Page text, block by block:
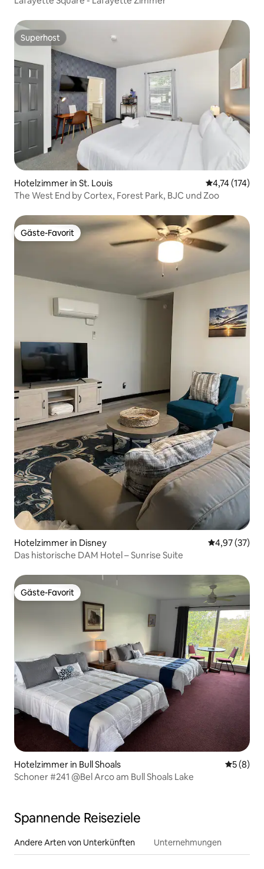
Superhost
Superhost
Hotelzimmer in St. Louis
4,74 (174)
The West End by Cortex, Forest Park, BJC und Zoo
Gäste-Favorit
Gäste-Favorit
Hotelzimmer in Disney
4,97 (37)
Das historische DAM Hotel – Sunrise Suite
Gäste-Favorit
Gäste-Favorit
Hotelzimmer in Bull Shoals
5 (8)
Schoner #241 @Bel Arco am Bull Shoals Lake
Spannende Reiseziele
Andere Arten von Unterkünften Unternehmungen